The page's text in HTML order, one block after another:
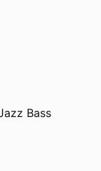
Bass